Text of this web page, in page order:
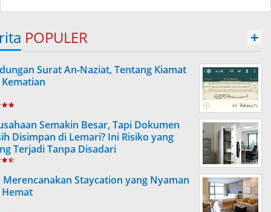
POPULER +
Surat An-Naziat, Tentang Kiamat
Semakin Besar, Tapi Dokumen
Disimpan di Lemari? Ini Risiko yang
Terjadi Tanpa Disadari
Merencanakan Staycation yang Nyaman